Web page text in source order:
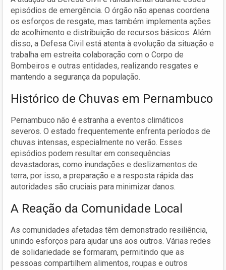
episódios de emergência. O órgão não apenas coordena
os esforços de resgate, mas também implementa ações
de acolhimento e distribuição de recursos básicos. Além
disso, a Defesa Civil está atenta à evolução da situação e
trabalha em estreita colaboração com o Corpo de
Bombeiros e outras entidades, realizando resgates e
mantendo a segurança da população.
Histórico de Chuvas em Pernambuco
Pernambuco não é estranha a eventos climáticos
severos. O estado frequentemente enfrenta períodos de
chuvas intensas, especialmente no verão. Esses
episódios podem resultar em consequências
devastadoras, como inundações e deslizamentos de
terra, por isso, a preparação e a resposta rápida das
autoridades são cruciais para minimizar danos.
A Reação da Comunidade Local
As comunidades afetadas têm demonstrado resiliência,
unindo esforços para ajudar uns aos outros. Várias redes
de solidariedade se formaram, permitindo que as
pessoas compartilhem alimentos, roupas e outros